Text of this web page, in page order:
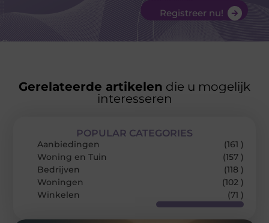
Registreer nu!
Gerelateerde artikelen die u mogelijk
interesseren
POPULAR CATEGORIES
Aanbiedingen
(161 )
Woning en Tuin
(157 )
Bedrijven
(118 )
Woningen
(102 )
Winkelen
(71 )